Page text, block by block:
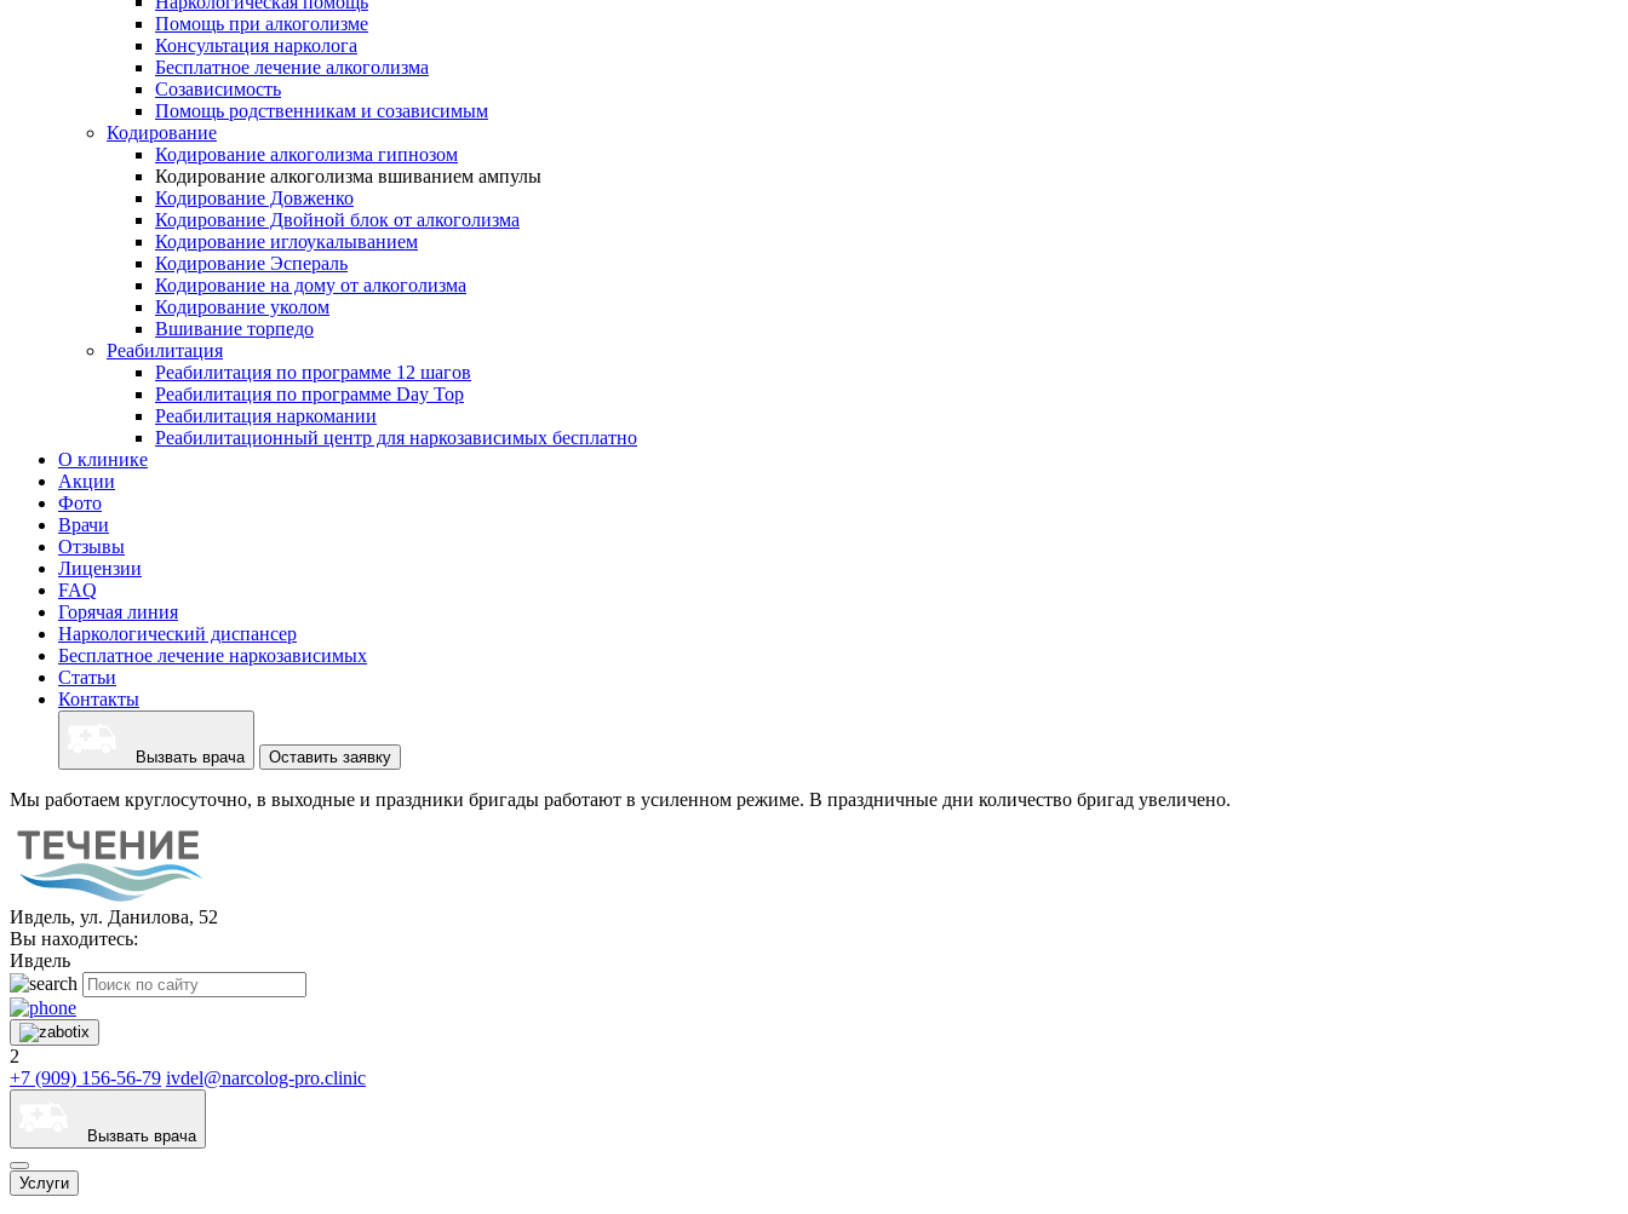
Помощь при алкоголизме
Консультация нарколога
Бесплатное лечение алкоголизма
Созависимость
Помощь родственникам и созависимым
Кодирование
Кодирование алкоголизма гипнозом
Кодирование алкоголизма вшиванием ампулы
Кодирование Довженко
Кодирование Двойной блок от алкоголизма
Кодирование иглоукалыванием
Кодирование Эспераль
Кодирование на дому от алкоголизма
Кодирование уколом
Вшивание торпедо
Реабилитация
Реабилитация по программе 12 шагов
Реабилитация по программе Day Top
Реабилитация наркомании
Реабилитационный центр для наркозависимых бесплатно
О клинике
Акции
Фото
Врачи
Отзывы
Лицензии
FAQ
Горячая линия
Наркологический диспансер
Бесплатное лечение наркозависимых
Статьи
Контакты
Вызвать врача Оставить заявку
Мы работаем круглосуточно, в выходные и праздники бригады работают в усиленном режиме. В праздничные дни количество бригад увеличено.
Ивдель, ул. Данилова, 52
Вы находитесь:
Ивдель
2
+7 (909) 156-56-79 ivdel@narcolog-pro.clinic
Вызвать врача
Услуги